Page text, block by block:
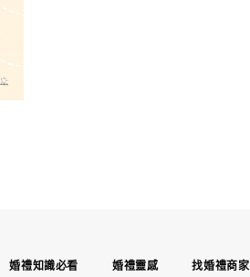
婚禮知識必看 婚禮靈感 找婚禮商家